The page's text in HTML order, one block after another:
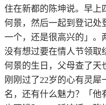
住在新都的陈坤说。早上
何景，然后一起到登记处
一个，还是很高兴的」。
没有想过要在情人节领取
何景的生日，父母查了天
刚刚过了22岁的心有灵
名，还有什么魅力？「他